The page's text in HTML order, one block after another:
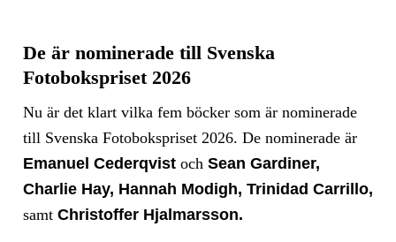
De är nominerade till Svenska
Fotobokspriset 2026
Nu är det klart vilka fem böcker som är nominerade
till Svenska Fotobokspriset 2026. De nominerade är
Emanuel Cederqvist och Sean Gardiner,
Charlie Hay, Hannah Modigh, Trinidad Carrillo,
samt Christoffer Hjalmarsson​​​​.